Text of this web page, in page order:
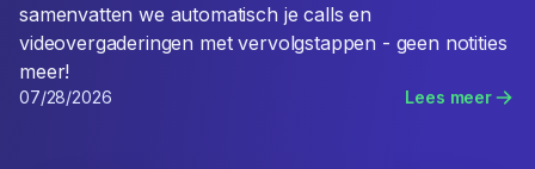
samenvatten we automatisch je calls en
videovergaderingen met vervolgstappen - geen notities
meer!
07/28/2026 Lees meer